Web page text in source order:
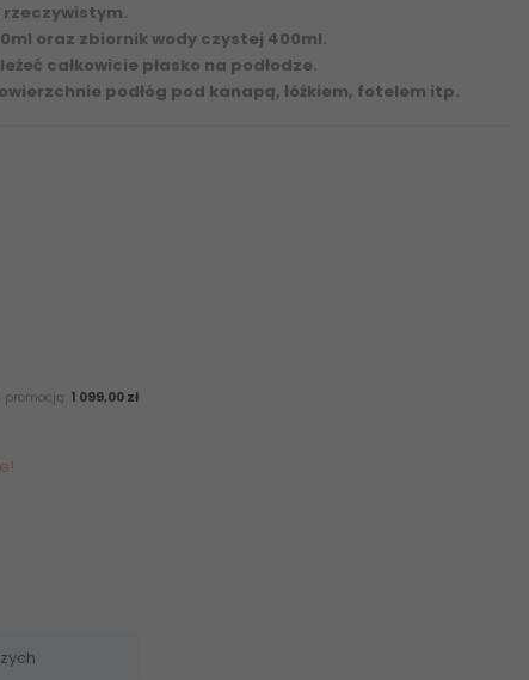
rzeczywistym.
oraz zbiornik wody czystej 400ml.
całkowicie płasko na podłodze.
podłóg pod kanapą, łóżkiem, fotelem itp.
1 099,00 zł